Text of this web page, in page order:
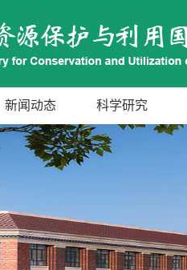
新闻动态 科学研究